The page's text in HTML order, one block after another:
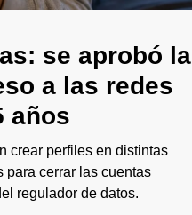
se aprobó la
a las redes
años
crear perfiles en distintas
para cerrar las cuentas
regulador de datos.